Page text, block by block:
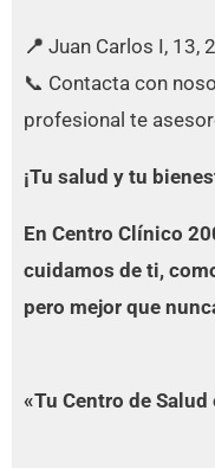
📍 Juan Carlos I, 13,
📞 Contacta con
profesional te
¡Tu salud y tu
En Centro Clínico
cuidamos de ti,
pero mejor que
«Tu Centro de Salud